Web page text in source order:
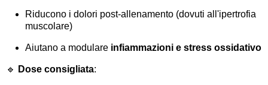
Riducono i dolori post-allenamento (dovuti all'ipertrofia
muscolare)
Aiutano a modulare infiammazioni e stress ossidativo
🔹 Dose consigliata: